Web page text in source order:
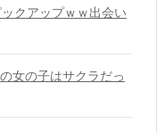
クアップｗｗ出会い
女の子はサクラだっ